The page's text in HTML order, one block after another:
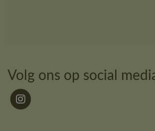
Volg ons op social